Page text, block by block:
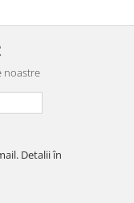
noastre
Detalii în